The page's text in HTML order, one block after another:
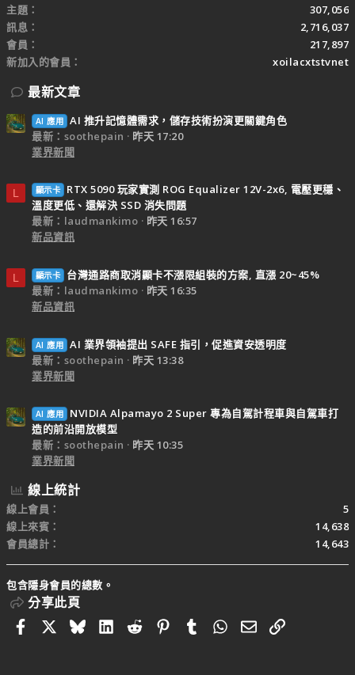
主題
307,056
訊息
2,716,037
會員
217,897
新加入的會員
xoilacxtstvnet
最新文章
AI 應用 AI 推升記憶體需求，儲存技術扮演更關鍵角色
最新：soothepain
昨天 17:20
業界新聞
L 顯示卡
RTX 5090 玩家實測 ROG Equalizer 12V-2x6, 電壓更穩、
溫度更低、還解決 SSD 消失問題
最新：laudmankimo
昨天 16:57
新品資訊
L 顯示卡
台灣通路商取消顯卡不漲限組裝的方案, 直漲 20~45%
最新：laudmankimo
昨天 16:35
新品資訊
AI 應用 AI 業界領袖提出 SAFE 指引，促進資安透明度
最新：soothepain
昨天 13:38
業界新聞
AI 應用
NVIDIA Alpamayo 2 Super 專為自駕計程車與自駕車打
造的前沿開放模型
最新：soothepain
昨天 10:35
業界新聞
線上統計
線上會員
5
線上來賓
14,638
會員總計
14,643
包含隱身會員的總數。
分享此頁
FacebookBlueskyLinkedIn
RedditPinterestTumblrWhatsApp
電子郵件
連結